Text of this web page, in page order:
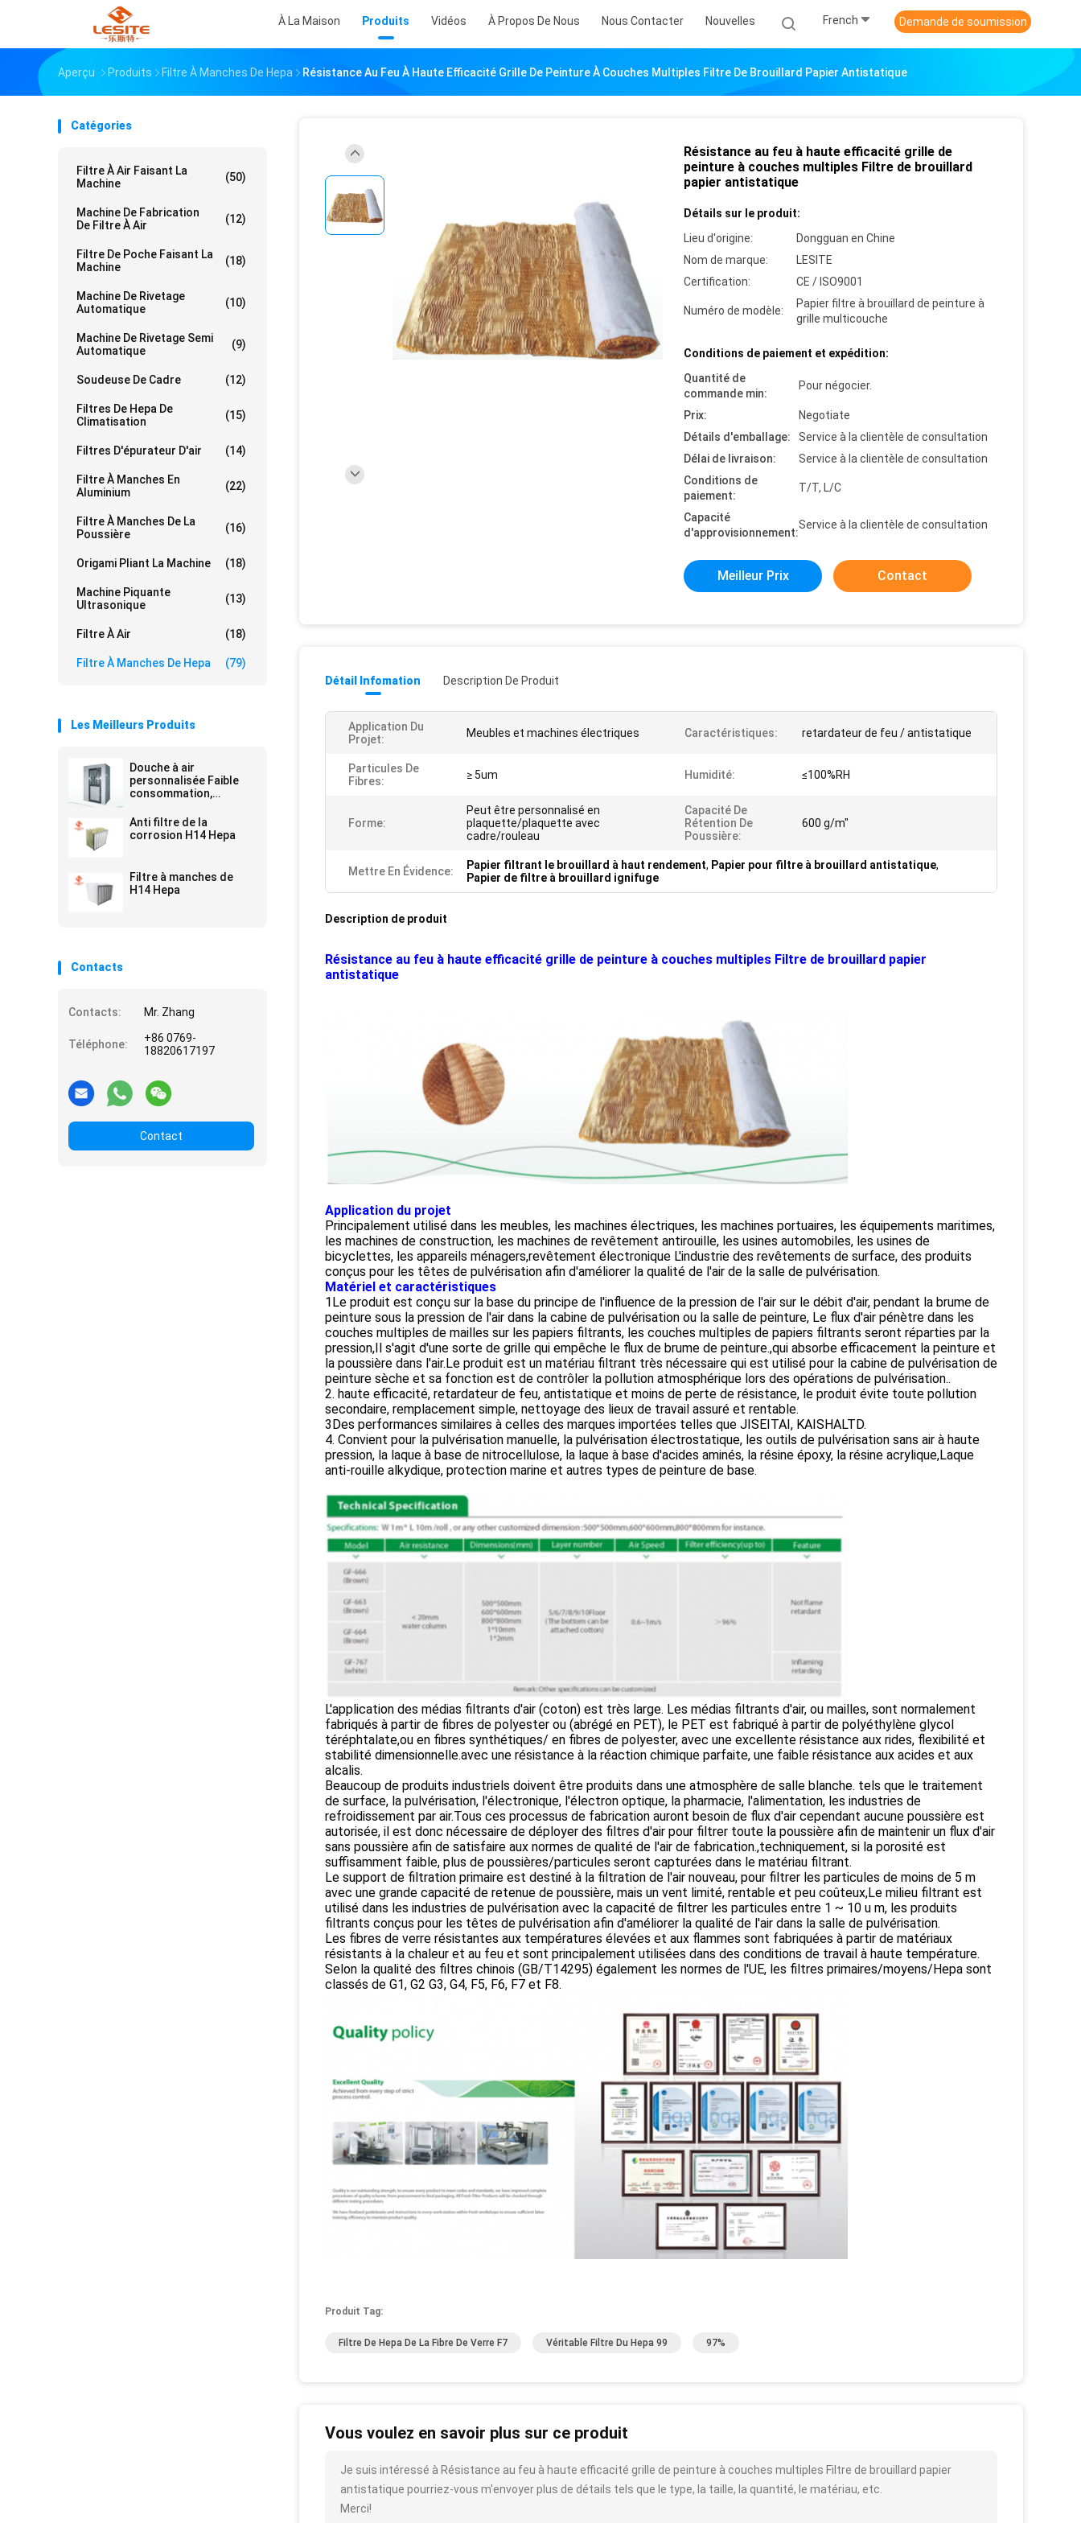
À La Maison Produits Vidéos À Propos De Nous Nous Contacter Nouvelles French Demande de soumission
Aperçu Produits Filtre À Manches De Hepa Résistance Au Feu À Haute Efficacité Grille De Peinture À Couches Multiples Filtre De Brouillard Papier Antistatique
Catégories
Filtre À Air Faisant La
Machine
(50)
Machine De Fabrication
De Filtre À Air
(12)
Filtre De Poche Faisant La
Machine
(18)
Machine De Rivetage
Automatique
(10)
Machine De Rivetage Semi
Automatique
(9)
Soudeuse De Cadre (12)
Filtres De Hepa De
Climatisation
(15)
Filtres D'épurateur D'air (14)
Filtre À Manches En
Aluminium
(22)
Filtre À Manches De La
Poussière
(16)
Origami Pliant La Machine (18)
Machine Piquante
Ultrasonique
(13)
Filtre À Air (18)
Filtre À Manches De Hepa (79)
Les Meilleurs Produits
Douche à air
personnalisée Faible
consommation,
entretien pratique
Anti filtre de la
corrosion H14 Hepa
Filtre à manches de
H14 Hepa
Contacts
Contacts: Mr. Zhang
Téléphone:
+86 0769-
18820617197
Contact
Résistance au feu à haute efficacité grille de
peinture à couches multiples Filtre de brouillard
papier antistatique
Détails sur le produit:
Lieu d'origine:
Dongguan en Chine
Nom de marque:
LESITE
Certification:
CE / ISO9001
Numéro de modèle:
Papier filtre à brouillard de peinture à
grille multicouche
Conditions de paiement et expédition:
Quantité de
commande min:
Pour négocier.
Prix:
Negotiate
Détails d'emballage:
Service à la clientèle de consultation
Délai de livraison:
Service à la clientèle de consultation
Conditions de
paiement:
T/T, L/C
Capacité
d'approvisionnement:
Service à la clientèle de consultation
Meilleur Prix Contact
Détail Infomation Description De Produit
Application Du
Projet:
Meubles et machines électriques Caractéristiques: retardateur de feu / antistatique
Particules De
Fibres:
≥ 5um Humidité: ≤100%RH
Forme:
Peut être personnalisé en
plaquette/plaquette avec
cadre/rouleau
Capacité De
Rétention De
Poussière:
600 g/m"
Mettre En Évidence: Papier filtrant le brouillard à haut rendement, Papier pour filtre à brouillard antistatique,
Papier de filtre à brouillard ignifuge
Description de produit
Résistance au feu à haute efficacité grille de peinture à couches multiples Filtre de brouillard papier
antistatique
Application du projet
Principalement utilisé dans les meubles, les machines électriques, les machines portuaires, les équipements maritimes,
les machines de construction, les machines de revêtement antirouille, les usines automobiles, les usines de
bicyclettes, les appareils ménagers,revêtement électronique L'industrie des revêtements de surface, des produits
conçus pour les têtes de pulvérisation afin d'améliorer la qualité de l'air de la salle de pulvérisation.
Matériel et caractéristiques
1Le produit est conçu sur la base du principe de l'influence de la pression de l'air sur le débit d'air, pendant la brume de
peinture sous la pression de l'air dans la cabine de pulvérisation ou la salle de peinture, Le flux d'air pénètre dans les
couches multiples de mailles sur les papiers filtrants, les couches multiples de papiers filtrants seront réparties par la
pression,Il s'agit d'une sorte de grille qui empêche le flux de brume de peinture.,qui absorbe efficacement la peinture et
la poussière dans l'air.Le produit est un matériau filtrant très nécessaire qui est utilisé pour la cabine de pulvérisation de
peinture sèche et sa fonction est de contrôler la pollution atmosphérique lors des opérations de pulvérisation..
2. haute efficacité, retardateur de feu, antistatique et moins de perte de résistance, le produit évite toute pollution
secondaire, remplacement simple, nettoyage des lieux de travail assuré et rentable.
3Des performances similaires à celles des marques importées telles que JISEITAI, KAISHALTD.
4. Convient pour la pulvérisation manuelle, la pulvérisation électrostatique, les outils de pulvérisation sans air à haute
pression, la laque à base de nitrocellulose, la laque à base d'acides aminés, la résine époxy, la résine acrylique,Laque
anti-rouille alkydique, protection marine et autres types de peinture de base.
L'application des médias filtrants d'air (coton) est très large. Les médias filtrants d'air, ou mailles, sont normalement
fabriqués à partir de fibres de polyester ou (abrégé en PET), le PET est fabriqué à partir de polyéthylène glycol
téréphtalate,ou en fibres synthétiques/ en fibres de polyester, avec une excellente résistance aux rides, flexibilité et
stabilité dimensionnelle.avec une résistance à la réaction chimique parfaite, une faible résistance aux acides et aux
alcalis.
Beaucoup de produits industriels doivent être produits dans une atmosphère de salle blanche. tels que le traitement
de surface, la pulvérisation, l'électronique, l'électron optique, la pharmacie, l'alimentation, les industries de
refroidissement par air.Tous ces processus de fabrication auront besoin de flux d'air cependant aucune poussière est
autorisée, il est donc nécessaire de déployer des filtres d'air pour filtrer toute la poussière afin de maintenir un flux d'air
sans poussière afin de satisfaire aux normes de qualité de l'air de fabrication.,techniquement, si la porosité est
suffisamment faible, plus de poussières/particules seront capturées dans le matériau filtrant.
Le support de filtration primaire est destiné à la filtration de l'air nouveau, pour filtrer les particules de moins de 5 m
avec une grande capacité de retenue de poussière, mais un vent limité, rentable et peu coûteux,Le milieu filtrant est
utilisé dans les industries de pulvérisation avec la capacité de filtrer les particules entre 1 ~ 10 u m, les produits
filtrants conçus pour les têtes de pulvérisation afin d'améliorer la qualité de l'air dans la salle de pulvérisation.
Les fibres de verre résistantes aux températures élevées et aux flammes sont fabriquées à partir de matériaux
résistants à la chaleur et au feu et sont principalement utilisées dans des conditions de travail à haute température.
Selon la qualité des filtres chinois (GB/T14295) également les normes de l'UE, les filtres primaires/moyens/Hepa sont
classés de G1, G2 G3, G4, F5, F6, F7 et F8.
Produit Tag:
Filtre De Hepa De La Fibre De Verre F7 Véritable Filtre Du Hepa 99 97%
Vous voulez en savoir plus sur ce produit
Je suis intéressé à Résistance au feu à haute efficacité grille de peinture à couches multiples Filtre de brouillard papier
antistatique pourriez-vous m'envoyer plus de détails tels que le type, la taille, la quantité, le matériau, etc.
Merci!